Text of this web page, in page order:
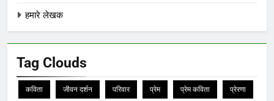
हमारे लेखक
Tag Clouds
कविता जीवन दर्शन परिवार प्रेम प्रेम कविता प्रेरणा